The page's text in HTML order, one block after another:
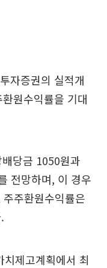
자증권의 실적개
원수익률을 기대
당금 1050원과
전망하며, 이 경우
주환원수익률은
제고계획에서 최